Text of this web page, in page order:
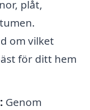
plåt,
om vilket
för ditt hem
Genom